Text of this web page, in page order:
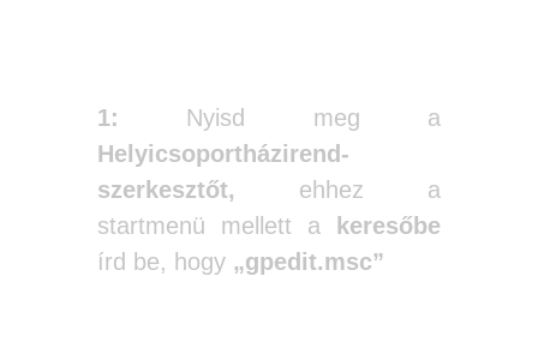
1: Nyisd meg a
Helyicsoportházirend-
szerkesztőt, ehhez a
startmenü mellett a
keresőbe
írd be, hogy „gpedit.msc”